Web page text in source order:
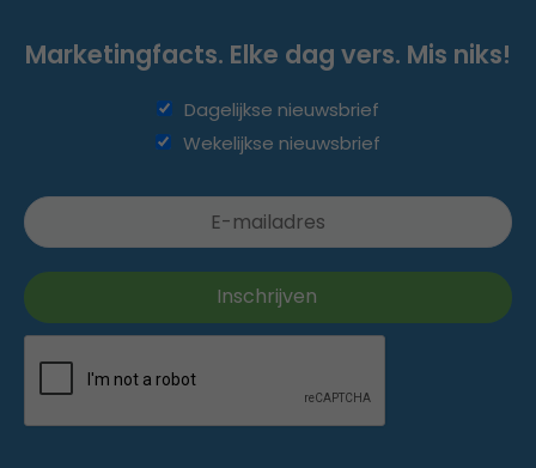
Marketingfacts. Elke dag vers. Mis niks!
Dagelijkse nieuwsbrief
Wekelijkse nieuwsbrief